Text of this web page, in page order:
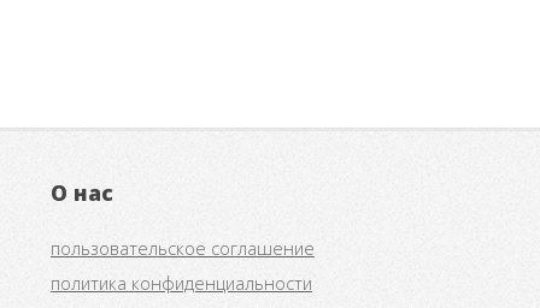
О нас
пользовательское соглашение
политика конфиденциальности